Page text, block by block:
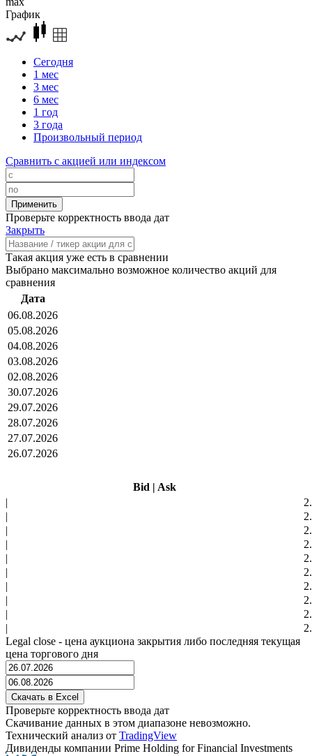
График
Сегодня
1 мес
3 мес
6 мес
1 год
3 года
Произвольный период
Сравнить с акцией или индексом
Проверьте корректность ввода дат
Закрыть
Такая акция уже есть в сравнении
Выбрано максимально возможное количество акций для
сравнения
Дата
06.08.2026
05.08.2026
04.08.2026
03.08.2026
02.08.2026
30.07.2026
29.07.2026
28.07.2026
27.07.2026
26.07.2026
Bid | Ask
|
|
|
|
|
|
|
|
|
|
Legal close - цена аукциона закрытия либо последняя текущая
цена торгового дня
Проверьте корректность ввода дат
Скачивание данных в этом диапазоне невозможно.
Технический анализ от TradingView
Дивиденды компании Prime Holding for Financial Investments